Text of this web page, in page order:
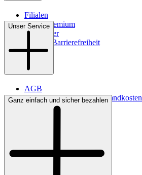
Filialen
WMS-Premium
Newsletter
Digitale Barrierefreiheit
Unser Service
AGB
Lieferbedingungen & Versandkosten
Bezahlung
Ganz einfach und sicher bezahlen